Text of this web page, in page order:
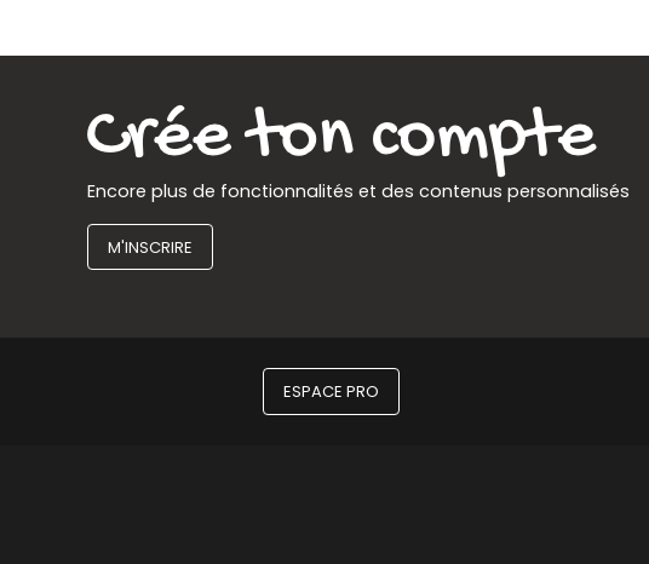
Encore plus de fonctionnalités et des contenus personnalisés
M'INSCRIRE
ESPACE PRO